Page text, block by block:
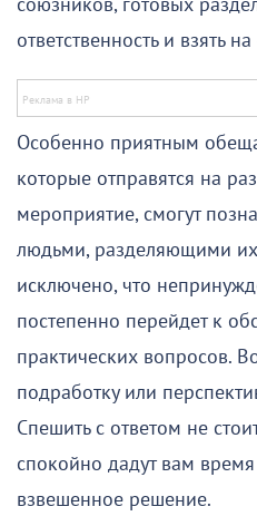
ответственность и взять
Особенно приятным
которые отправятся на
мероприятие, смогут
людьми, разделяющими
исключено, что
постепенно перейдет к
практических вопросов.
подработку или
Спешить с ответом не
спокойно дадут вам
взвешенное решение.